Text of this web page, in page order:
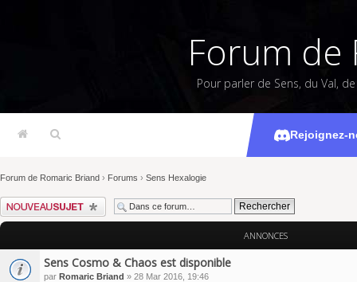
Forum de
Pour parler de Sens, du Val,
Rejoignez-
Forum de Romaric Briand › Forums › Sens Hexalogie
Écrire un nouveau sujet
ANNONCES
Sens Cosmo & Chaos est disponible
par Romaric Briand » 28 Mar 2016, 19:46